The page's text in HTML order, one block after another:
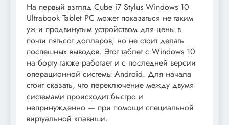
На первый взгляд Cube i7 Stylus Windows 10
Ultrabook Tablet PC может показаться не таким
уж и продвинутым устройством для цены в
почти пятьсот долларов, но не стоит делать
поспешных выводов. Этот таблет с Windows 10
на борту также работает и с последней версии
операционной системы Android. Для начала
стоит сказать, что переключение между двумя
системами происходит быстро и
непринужденно — при помощи специальной
виртуальной клавиши.